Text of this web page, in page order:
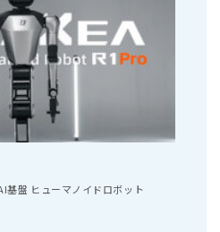
基盤 ヒューマノイドロボット